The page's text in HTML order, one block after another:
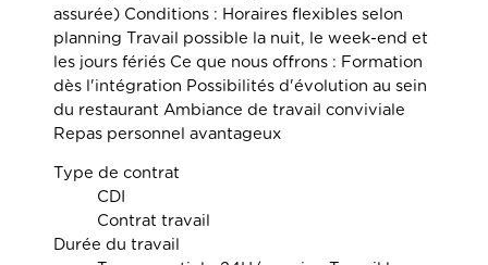
assurée) Conditions : Horaires flexibles selon
planning Travail possible la nuit, le week-end et
les jours fériés Ce que nous offrons : Formation
dès l'intégration Possibilités d'évolution au sein
du restaurant Ambiance de travail conviviale
Repas personnel avantageux
Type de contrat
CDI
Contrat travail
Durée du travail